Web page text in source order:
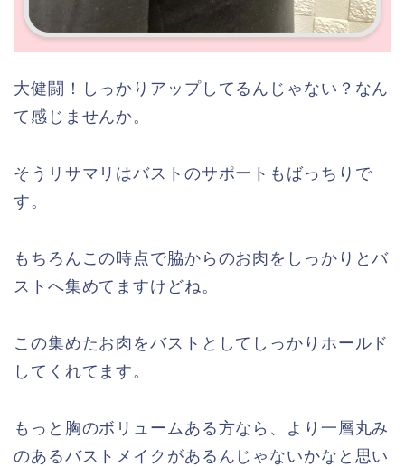
大健闘！しっかりアップしてるんじゃない？なん
て感じませんか。
そうリサマリはバストのサポートもばっちりで
す。
もちろんこの時点で脇からのお肉をしっかりとバ
ストへ集めてますけどね。
この集めたお肉をバストとしてしっかりホールド
してくれてます。
もっと胸のボリュームある方なら、より一層丸み
のあるバストメイクがあるんじゃないかなと思い